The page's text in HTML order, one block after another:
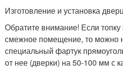
Изготовление и установка
Обратите внимание! Если
смежное помещение, то можно
специальный фартук
от нее (дверки) на 50-100 мм с